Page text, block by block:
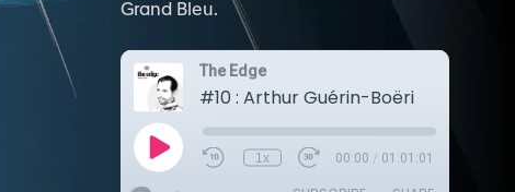
Grand Bleu.